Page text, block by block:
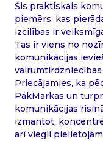
Šis praktiskais
piemērs, kas
izcilības ir
Tas ir viens no
komunikācijas
Priecājamies, ka
PakMarkas un
komunikācijas
izmantot,
arī viegli